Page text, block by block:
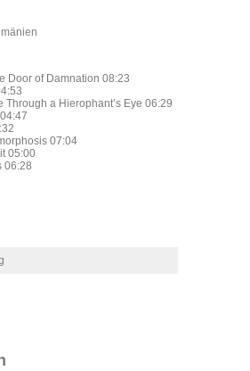
Door of Damnation 08:23
Through a Hierophant’s Eye 06:29
07:04
05:00
06:28